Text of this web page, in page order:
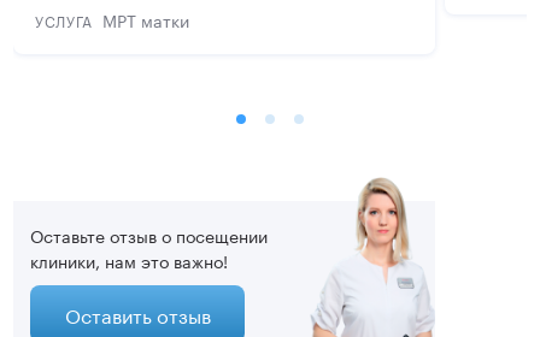
снимки результатов. ЦМРТ на ВДНХ
УСЛУГА МРТ матки
Оставьте отзыв о посещении
клиники, нам это важно!
Оставить отзыв